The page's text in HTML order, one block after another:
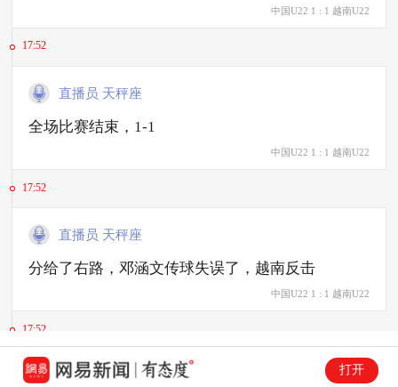
中国U22 1 : 1 越南U22
17:52
直播员 天秤座
全场比赛结束，1-1
中国U22 1 : 1 越南U22
17:52
直播员 天秤座
分给了右路，邓涵文传球失误了，越南反击
中国U22 1 : 1 越南U22
17:52
直播员 天秤座 打开